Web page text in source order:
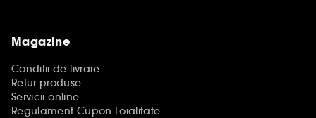
Magazine
Conditii de livrare
Retur produse
Servicii online
Regulament Cupon Loialitate